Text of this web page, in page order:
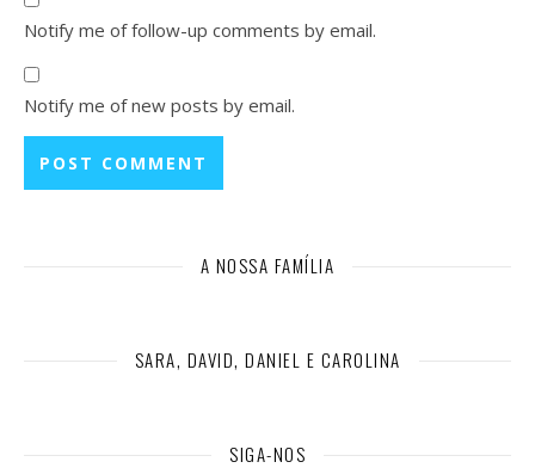
Notify me of follow-up comments by email.
Notify me of new posts by email.
A NOSSA FAMÍLIA
SARA, DAVID, DANIEL E CAROLINA
SIGA-NOS